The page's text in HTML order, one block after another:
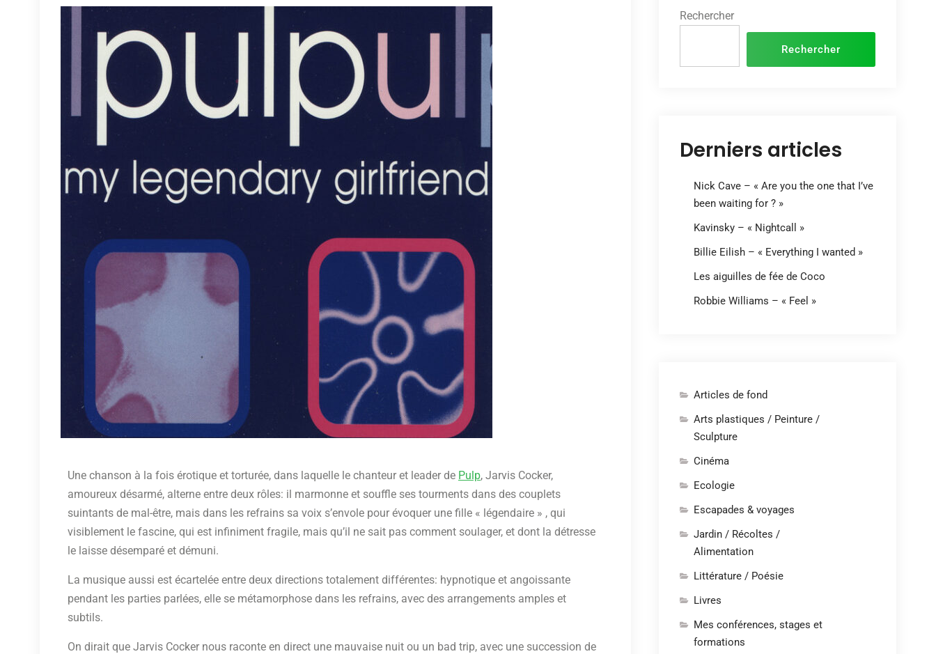
Une chanson à la fois érotique et torturée, dans laquelle le chanteur et leader de Pulp, Jarvis Cocker,
amoureux désarmé, alterne entre deux rôles: il marmonne et souffle ses tourments dans des couplets
suintants de mal-être, mais dans les refrains sa voix s’envole pour évoquer une fille « légendaire » , qui
visiblement le fascine, qui est infiniment fragile, mais qu’il ne sait pas comment soulager, et dont la détresse
le laisse désemparé et démuni.
La musique aussi est écartelée entre deux directions totalement différentes: hypnotique et angoissante
pendant les parties parlées, elle se métamorphose dans les refrains, avec des arrangements amples et
subtils.
On dirait que Jarvis Cocker nous raconte en direct une mauvaise nuit ou un bad trip, avec une succession de
Rechercher
Rechercher
Derniers articles
Nick Cave – « Are you the one that I’ve
been waiting for ? »
Kavinsky – « Nightcall »
Billie Eilish – « Everything I wanted »
Les aiguilles de fée de Coco
Robbie Williams – « Feel »
Articles de fond
Arts plastiques / Peinture /
Sculpture
Cinéma
Ecologie
Escapades & voyages
Jardin / Récoltes /
Alimentation
Littérature / Poésie
Livres
Mes conférences, stages et
formations